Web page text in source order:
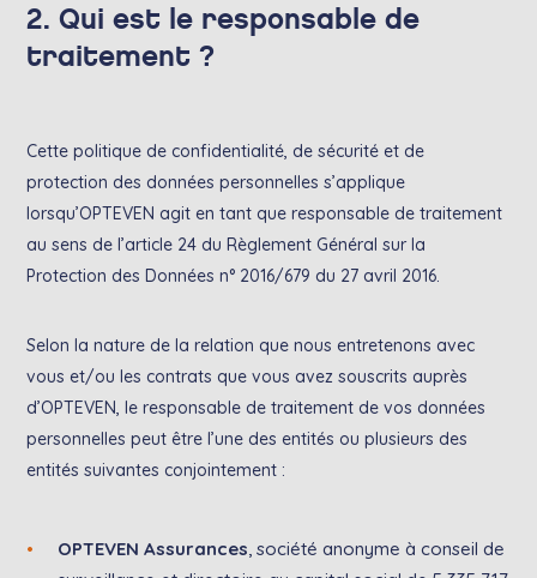
2. Qui est le responsable de
traitement ?
Cette politique de confidentialité, de sécurité et de
protection des données personnelles s’applique
lorsqu’OPTEVEN agit en tant que responsable de traitement
au sens de l’article 24 du Règlement Général sur la
Protection des Données n° 2016/679 du 27 avril 2016.
Selon la nature de la relation que nous entretenons avec
vous et/ou les contrats que vous avez souscrits auprès
d’OPTEVEN, le responsable de traitement de vos données
personnelles peut être l’une des entités ou plusieurs des
entités suivantes conjointement :
OPTEVEN Assurances, société anonyme à conseil de